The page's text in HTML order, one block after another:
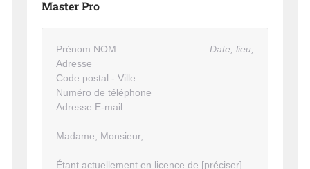
Master Pro
Date, lieu,
Prénom NOM
Adresse
Code postal - Ville
Numéro de téléphone
Adresse E-mail
Madame, Monsieur,
Étant actuellement en licence de [préciser]